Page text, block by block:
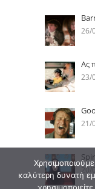
26/
Ας
23/
21/
20/
καλύτερη δυνατή